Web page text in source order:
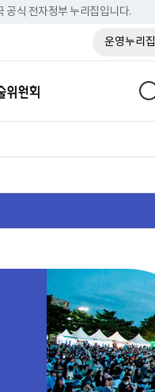
공식 전자정부 누리집입니다.
운영누리집